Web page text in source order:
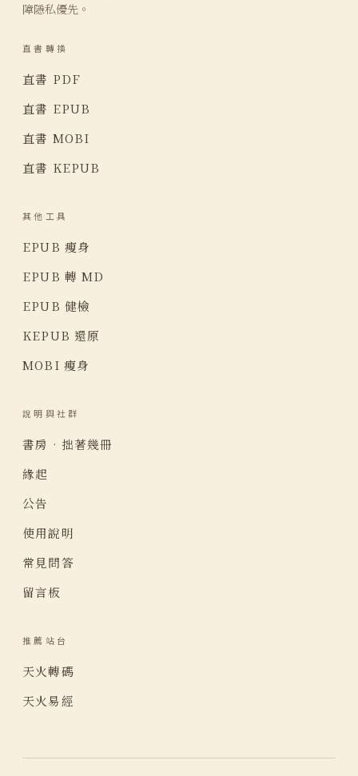
障隱私優先。
直書轉換
直書 PDF
直書 EPUB
直書 MOBI
直書 KEPUB
其他工具
EPUB 瘦身
EPUB 轉 MD
EPUB 健檢
KEPUB 還原
MOBI 瘦身
說明與社群
書房 · 拙著幾冊
緣起
公告
使用說明
常見問答
留言板
推薦站台
天火轉碼
天火易經